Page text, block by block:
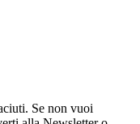
Se non vuoi